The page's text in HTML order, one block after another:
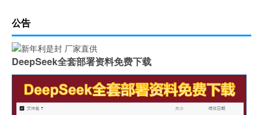
公告
DeepSeek全套部署资料免费下载